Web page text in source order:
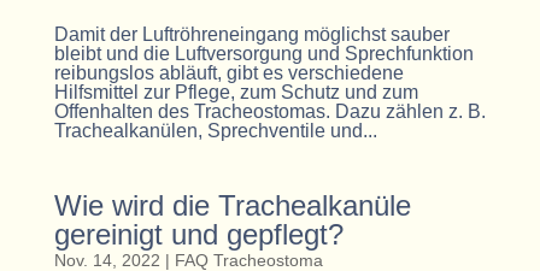
Damit der Luftröhreneingang möglichst sauber
bleibt und die Luftversorgung und Sprechfunktion
reibungslos abläuft, gibt es verschiedene
Hilfsmittel zur Pflege, zum Schutz und zum
Offenhalten des Tracheostomas. Dazu zählen z. B.
Trachealkanülen, Sprechventile und...
Wie wird die Trachealkanüle
gereinigt und gepflegt?
Nov. 14, 2022 | FAQ Tracheostoma